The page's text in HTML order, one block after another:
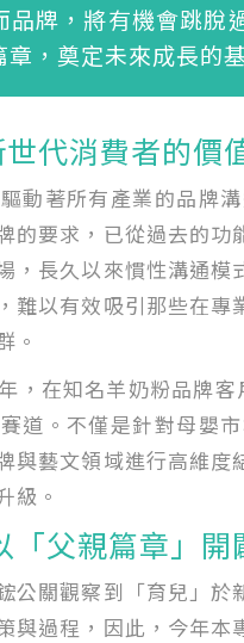
品牌，將有機會跳
，奠定未來成長的
代消費者的價
動著所有產業的品牌
的要求，已從過去的
，長久以來慣性溝通
難以有效吸引那些在
。
，在知名羊奶粉品牌
道。不僅是針對母嬰
與藝文領域進行高維
級。
「父親篇章」開
公關觀察到「育兒」
與過程，因此，今年